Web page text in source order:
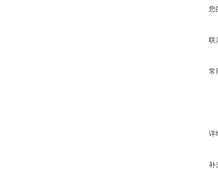
您
联
常
详
补